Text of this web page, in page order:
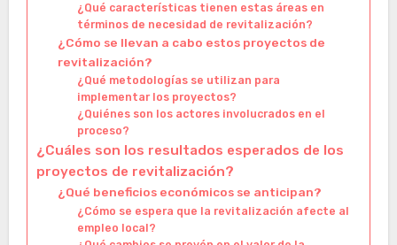
¿Qué características tienen estas áreas en
términos de necesidad de revitalización?
¿Cómo se llevan a cabo estos proyectos de
revitalización?
¿Qué metodologías se utilizan para
implementar los proyectos?
¿Quiénes son los actores involucrados en el
proceso?
¿Cuáles son los resultados esperados de los
proyectos de revitalización?
¿Qué beneficios económicos se anticipan?
¿Cómo se espera que la revitalización afecte al
empleo local?